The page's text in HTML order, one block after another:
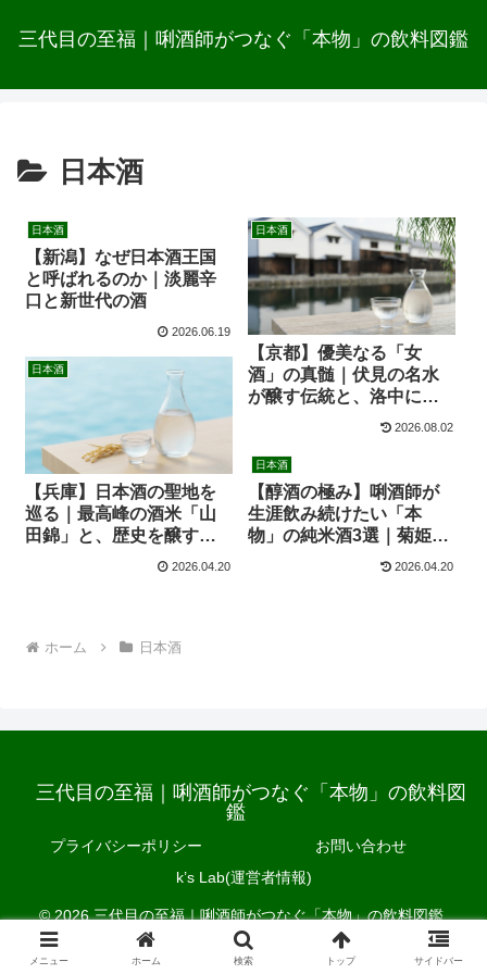
三代目の至福｜唎酒師がつなぐ「本物」の飲料図鑑
日本酒
日本酒
【新潟】なぜ日本酒王国
と呼ばれるのか｜淡麗辛
口と新世代の酒
2026.06.19
日本酒
【京都】優美なる「女
酒」の真髄｜伏見の名水
が醸す伝統と、洛中に息
2026.08.02
日本酒
【兵庫】日本酒の聖地を
巡る｜最高峰の酒米「山
田錦」と、歴史を醸す
「灘五郷」の真髄
2026.04.20
日本酒
【醇酒の極み】唎酒師が
生涯飲み続けたい「本
物」の純米酒3選｜菊姫・
2026.04.20
ホーム 日本酒
三代目の至福｜唎酒師がつなぐ「本物」の飲料図
鑑
プライバシーポリシー
お問い合わせ
k’s Lab(運営者情報)
© 2026 三代目の至福｜唎酒師がつなぐ「本物」の飲料図鑑.
メニュー ホーム 検索 トップ サイドバー